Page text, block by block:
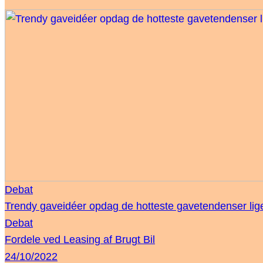
Debat
Trendy gaveidéer opdag de hotteste gavetendenser
Debat
Fordele ved Leasing af Brugt Bil
24/10/2022